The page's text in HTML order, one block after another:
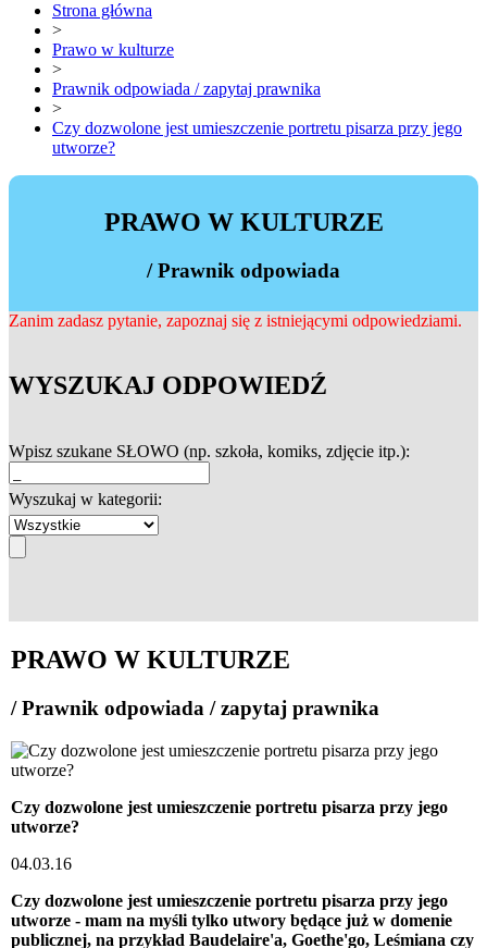
Strona główna
>
Prawo w kulturze
>
Prawnik odpowiada / zapytaj prawnika
>
Czy dozwolone jest umieszczenie portretu pisarza przy jego
utworze?
PRAWO W KULTURZE
/ Prawnik odpowiada
Zanim zadasz pytanie, zapoznaj się z istniejącymi odpowiedziami.
WYSZUKAJ ODPOWIEDŹ
Wpisz szukane SŁOWO (np. szkoła, komiks, zdjęcie itp.):
Wyszukaj w kategorii:
PRAWO W KULTURZE
/ Prawnik odpowiada / zapytaj prawnika
Czy dozwolone jest umieszczenie portretu pisarza przy jego
utworze?
04.03.16
Czy dozwolone jest umieszczenie portretu pisarza przy jego
utworze - mam na myśli tylko utwory będące już w domenie
publicznej, na przykład Baudelaire'a, Goethe'go, Leśmiana czy